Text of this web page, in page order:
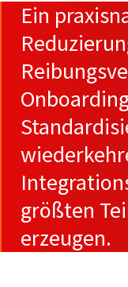
Ein
größten
erzeugen.